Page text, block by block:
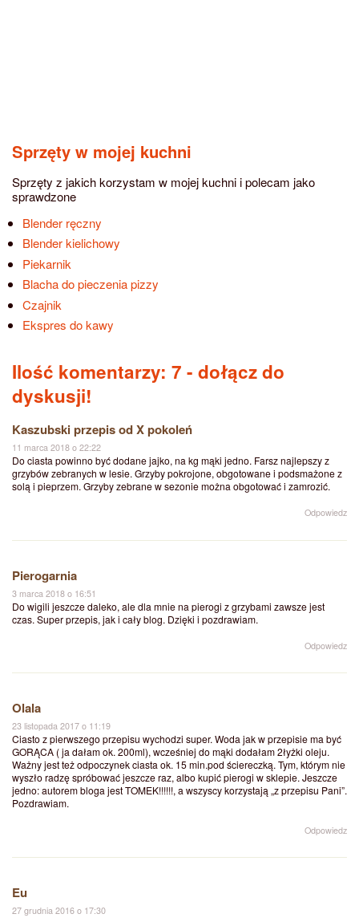
Sprzęty w mojej kuchni
Sprzęty z jakich korzystam w mojej kuchni i polecam jako
sprawdzone
Blender ręczny
Blender kielichowy
Piekarnik
Blacha do pieczenia pizzy
Czajnik
Ekspres do kawy
Ilość komentarzy: 7 - dołącz do
dyskusji!
Kaszubski przepis od X pokoleń
11 marca 2018 o 22:22
Do ciasta powinno być dodane jajko, na kg mąki jedno. Farsz najlepszy z
grzybów zebranych w lesie. Grzyby pokrojone, obgotowane i podsmażone z
solą i pieprzem. Grzyby zebrane w sezonie można obgotować i zamrozić.
Odpowiedz
Pierogarnia
3 marca 2018 o 16:51
Do wigili jeszcze daleko, ale dla mnie na pierogi z grzybami zawsze jest
czas. Super przepis, jak i cały blog. Dzięki i pozdrawiam.
Odpowiedz
Olala
23 listopada 2017 o 11:19
Ciasto z pierwszego przepisu wychodzi super. Woda jak w przepisie ma być
GORĄCA ( ja dałam ok. 200ml), wcześniej do mąki dodałam 2łyżki oleju.
Ważny jest też odpoczynek ciasta ok. 15 min.pod ściereczką. Tym, którym nie
wyszło radzę spróbować jeszcze raz, albo kupić pierogi w sklepie. Jeszcze
jedno: autorem bloga jest TOMEK!!!!!!, a wszyscy korzystają „z przepisu Pani”.
Pozdrawiam.
Odpowiedz
Eu
27 grudnia 2016 o 17:30